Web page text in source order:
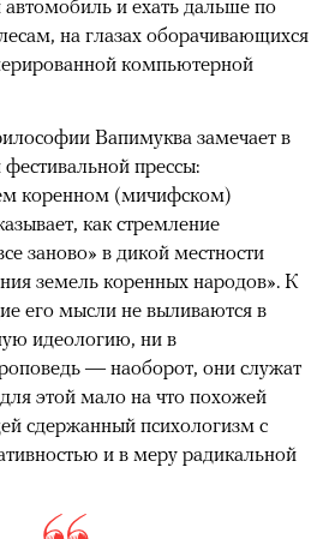
и ехать дальше по
на глазах оборачивающихся
компьютерной
Вапимуква замечает в
прессы:
коренном (мичифском)
как стремление
заново» в дикой местности
земель коренных народов». К
его мысли не выливаются в
идеологию, ни в
— наоборот, они служат
этой мало на что похожей
сдержанный психологизм с
и в меру радикальной